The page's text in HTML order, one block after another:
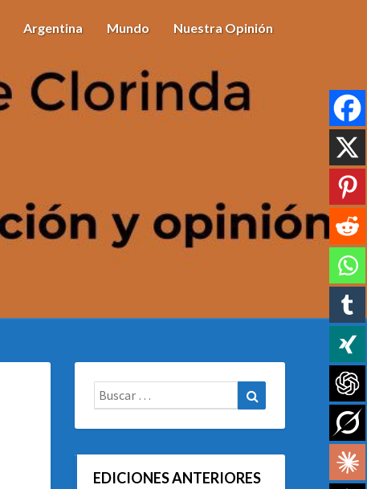
Argentina Mundo Nuestra Opinión
Buscar:
EDICIONES ANTERIORES